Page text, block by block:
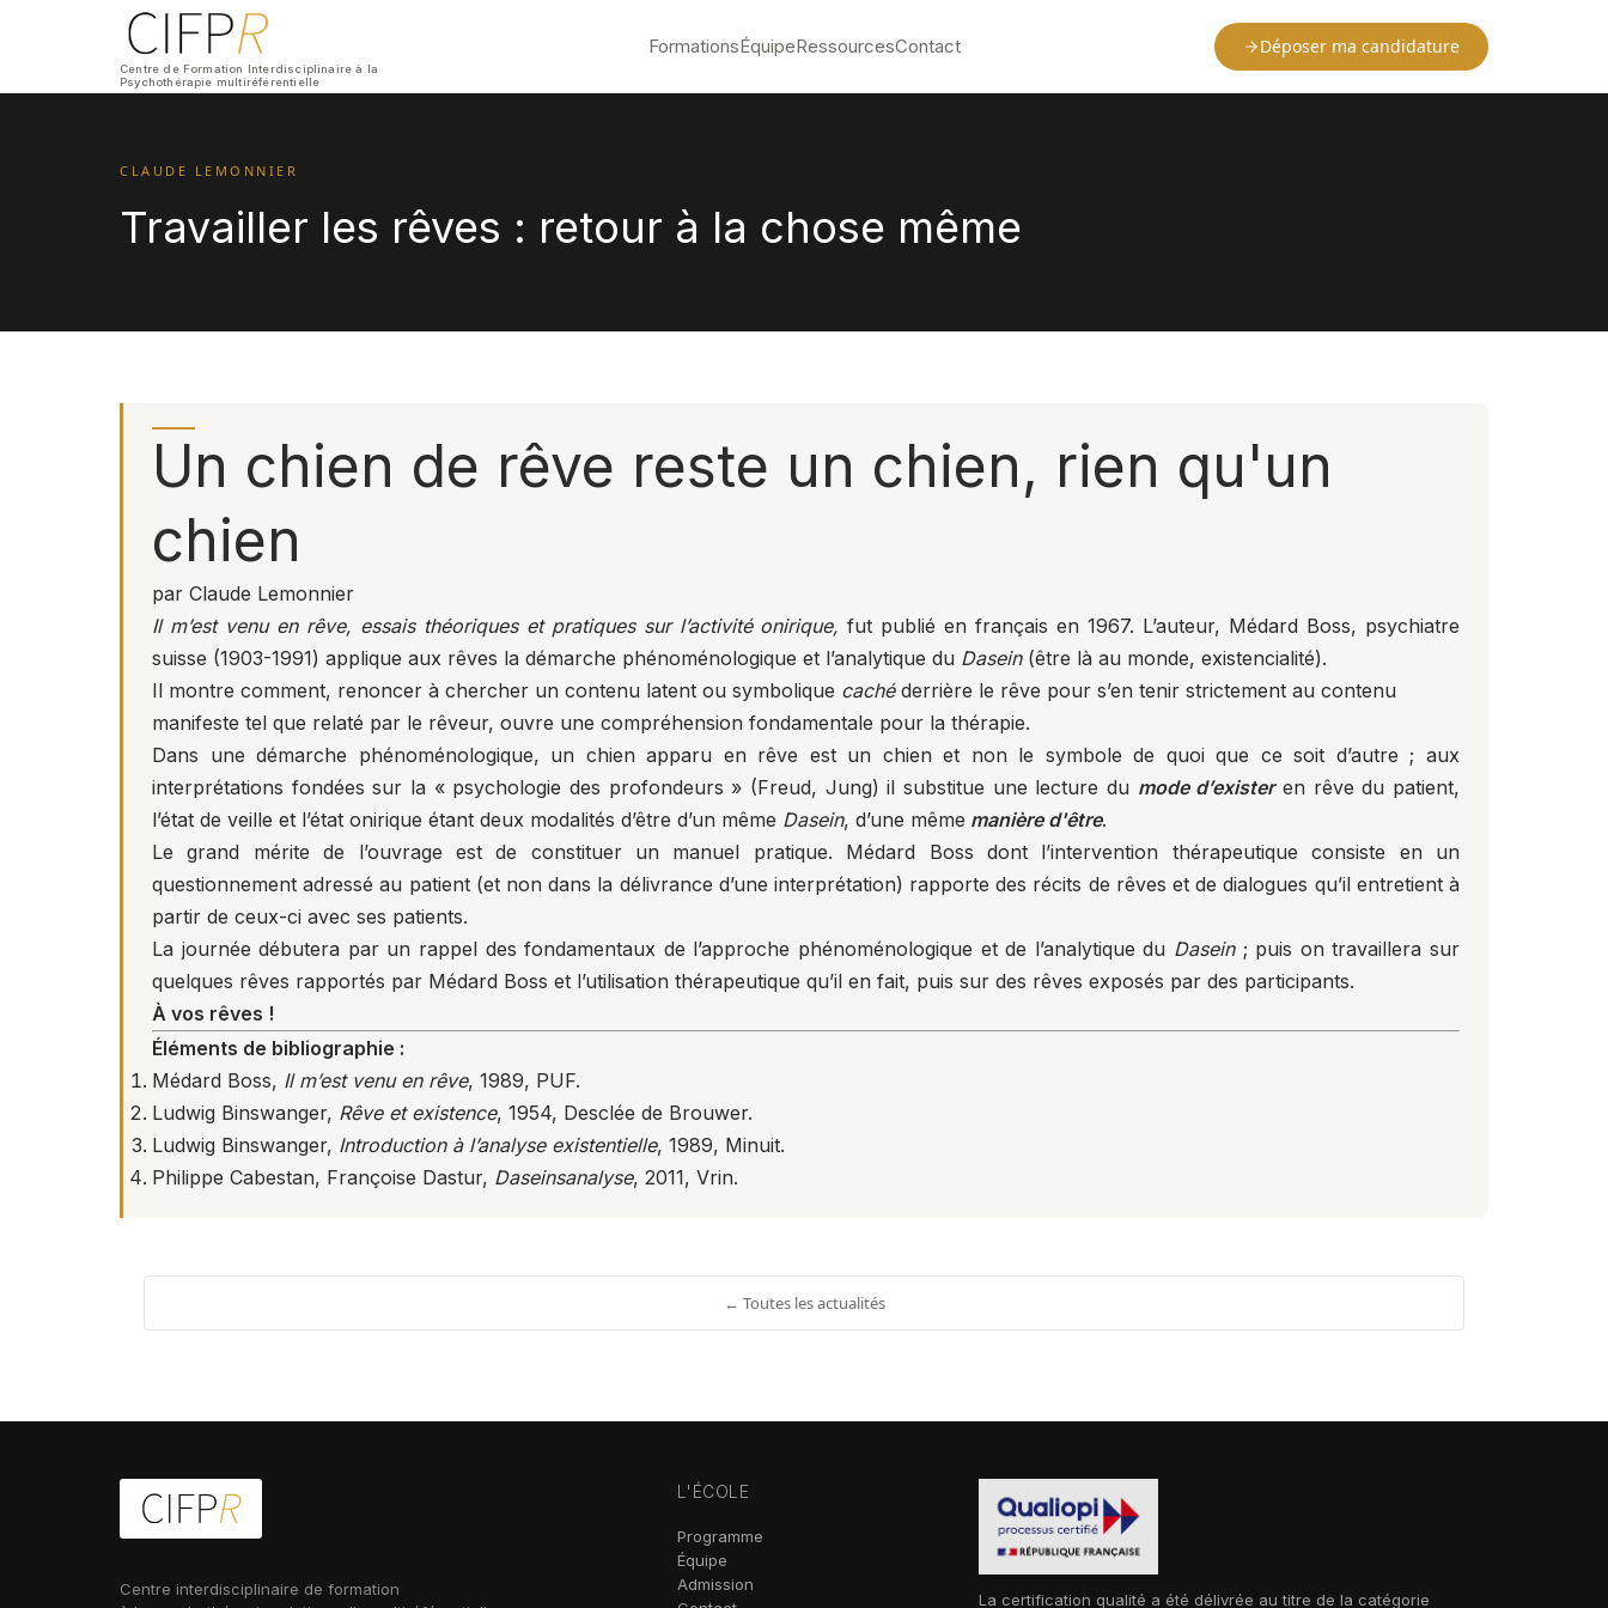
Centre de Formation Interdisciplinaire à la
Psychothérapie multiréférentielle
FormationsÉquipeRessourcesContact Déposer ma candidature
CLAUDE LEMONNIER
Travailler les rêves : retour à la chose même
Un chien de rêve reste un chien, rien qu'un
chien
par Claude Lemonnier
Il m’est venu en rêve, essais théoriques et pratiques sur l’activité onirique, fut publié en français en 1967. L’auteur, Médard Boss, psychiatre
suisse (1903-1991) applique aux rêves la démarche phénoménologique et l’analytique du Dasein (être là au monde, existencialité).
Il montre comment, renoncer à chercher un contenu latent ou symbolique cachéderrière le rêve pour s’en tenir strictement au contenu
manifeste tel que relaté par le rêveur, ouvre une compréhension fondamentale pour la thérapie.
Dans une démarche phénoménologique, un chien apparu en rêve est un chien et non le symbole de quoi que ce soit d’autre ; aux
interprétations fondées sur la « psychologie des profondeurs » (Freud, Jung) il substitue une lecture du mode d’existeren rêve du patient,
l’état de veille et l’état onirique étant deux modalités d’être d’un même Dasein, d’une même manière d'être.
Le grand mérite de l’ouvrage est de constituer un manuel pratique. Médard Boss dont l’intervention thérapeutique consiste en un
questionnement adressé au patient (et non dans la délivrance d’une interprétation) rapporte des récits de rêves et de dialogues qu’il entretient à
partir de ceux-ci avec ses patients.
La journée débutera par un rappel des fondamentaux de l’approche phénoménologique et de l’analytique du Dasein; puis on travaillera sur
quelques rêves rapportés par Médard Boss et l’utilisation thérapeutique qu’il en fait, puis sur des rêves exposés par des participants.
À vos rêves !
Éléments de bibliographie :
Médard Boss, Il m’est venu en rêve, 1989, PUF.
Ludwig Binswanger, Rêve et existence, 1954, Desclée de Brouwer.
Ludwig Binswanger, Introduction à l’analyse existentielle, 1989, Minuit.
Philippe Cabestan, Françoise Dastur, Daseinsanalyse, 2011, Vrin.
← Toutes les actualités
Centre interdisciplinaire de formation
L'ÉCOLE
Programme
Équipe
Admission
La certification qualité a été délivrée au titre de la catégorie